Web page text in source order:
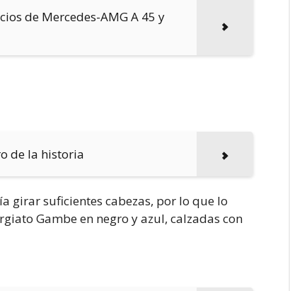
de Mercedes-AMG A 45 y
de la historia
girar suficientes cabezas, por lo que lo
Gambe en negro y azul, calzadas con